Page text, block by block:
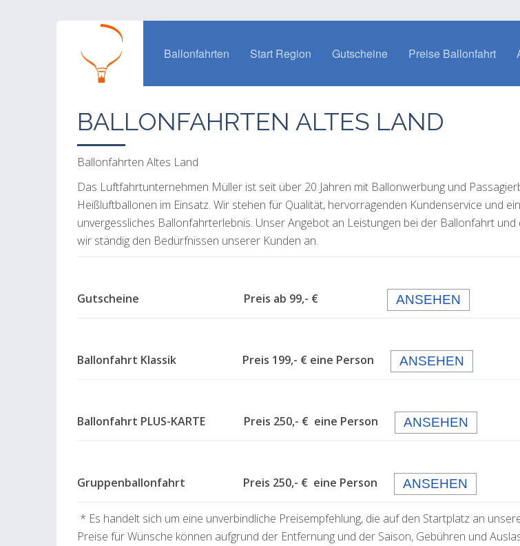
Ballonfahrten Start Region Gutscheine Preise Ballonfahrt
BALLONFAHRTEN ALTES LAND
Ballonfahrten Altes Land
Das Luftfahrtunternehmen Müller ist seit über 20 Jahren mit Ballonwerbung und
Heißluftballonen im Einsatz. Wir stehen für Qualität, hervorragenden Kundenservice und
unvergessliches Ballonfahrterlebnis. Unser Angebot an Leistungen bei der Ballonfahrt
wir ständig den Bedürfnissen unserer Kunden an.
Gutscheine Preis ab 99,- € ANSEHEN
Ballonfahrt Klassik Preis 199,- € eine Person ANSEHEN
Ballonfahrt PLUS-KARTE Preis 250,- € eine Person ANSEHEN
Gruppenballonfahrt Preis 250,- € eine Person ANSEHEN
* Es handelt sich um eine unverbindliche Preisempfehlung, die auf den Startplatz an
Preise für Wünsche können aufgrund der Entfernung und der Saison, Gebühren und